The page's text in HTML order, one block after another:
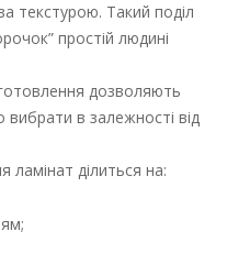
текстурою. Такий поділ
простій людині
дозволяють
вибрати в залежності від
ламінат ділиться на: